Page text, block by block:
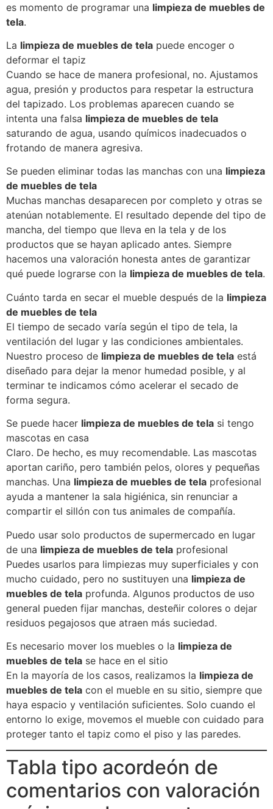
es momento de programar una limpieza de muebles de
tela.
La limpieza de muebles de tela puede encoger o
deformar el tapiz
Cuando se hace de manera profesional, no. Ajustamos
agua, presión y productos para respetar la estructura
del tapizado. Los problemas aparecen cuando se
intenta una falsa limpieza de muebles de tela
saturando de agua, usando químicos inadecuados o
frotando de manera agresiva.
Se pueden eliminar todas las manchas con una limpieza
de muebles de tela
Muchas manchas desaparecen por completo y otras se
atenúan notablemente. El resultado depende del tipo de
mancha, del tiempo que lleva en la tela y de los
productos que se hayan aplicado antes. Siempre
hacemos una valoración honesta antes de garantizar
qué puede lograrse con la limpieza de muebles de tela.
Cuánto tarda en secar el mueble después de la limpieza
de muebles de tela
El tiempo de secado varía según el tipo de tela, la
ventilación del lugar y las condiciones ambientales.
Nuestro proceso de limpieza de muebles de tela está
diseñado para dejar la menor humedad posible, y al
terminar te indicamos cómo acelerar el secado de
forma segura.
Se puede hacer limpieza de muebles de tela si tengo
mascotas en casa
Claro. De hecho, es muy recomendable. Las mascotas
aportan cariño, pero también pelos, olores y pequeñas
manchas. Una limpieza de muebles de tela profesional
ayuda a mantener la sala higiénica, sin renunciar a
compartir el sillón con tus animales de compañía.
Puedo usar solo productos de supermercado en lugar
de una limpieza de muebles de tela profesional
Puedes usarlos para limpiezas muy superficiales y con
mucho cuidado, pero no sustituyen una limpieza de
muebles de tela profunda. Algunos productos de uso
general pueden fijar manchas, desteñir colores o dejar
residuos pegajosos que atraen más suciedad.
Es necesario mover los muebles o la limpieza de
muebles de tela se hace en el sitio
En la mayoría de los casos, realizamos la limpieza de
muebles de tela con el mueble en su sitio, siempre que
haya espacio y ventilación suficientes. Solo cuando el
entorno lo exige, movemos el mueble con cuidado para
proteger tanto el tapiz como el piso y las paredes.
Tabla tipo acordeón de
comentarios con valoración